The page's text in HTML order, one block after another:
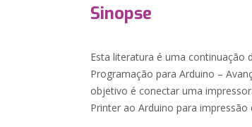
Sinopse
Esta literatura é uma continuação
Programação para Arduino –
objetivo é conectar uma
Printer ao Arduino para